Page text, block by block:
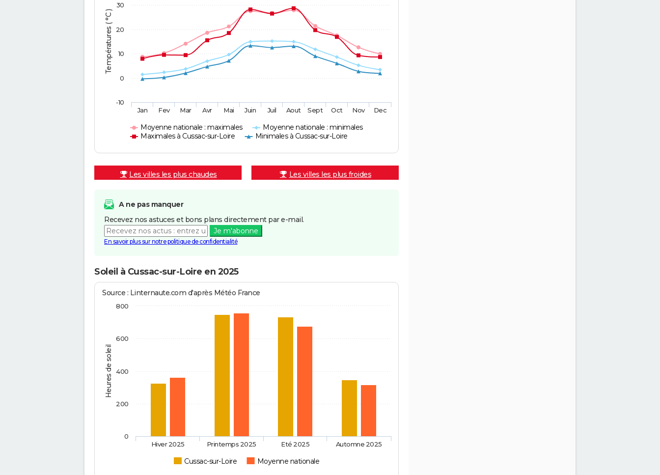
Températures ( °C )
Moyenne nationale : maximales
Moyenne nationale : minimales
Maximales à Cussac-sur-Loire
Minimales à Cussac-sur-Loire
Jan Fev Mar Avr Mai Juin Juil Aout Sept Oct Nov Dec
-10
0
10
20
30
Les villes les plus chaudes Les villes les plus froides
A ne pas manquer
Recevez nos astuces et bons plans directement par e-mail.
Je m'abonne
En savoir plus sur notre politique de confidentialité
Soleil à Cussac-sur-Loire en 2025
Heures de soleil
Source : Linternaute.com d'après Météo France
Cussac-sur-Loire Moyenne nationale
Hiver 2025 Printemps 2025 Eté 2025 Automne 2025
0
200
400
600
800